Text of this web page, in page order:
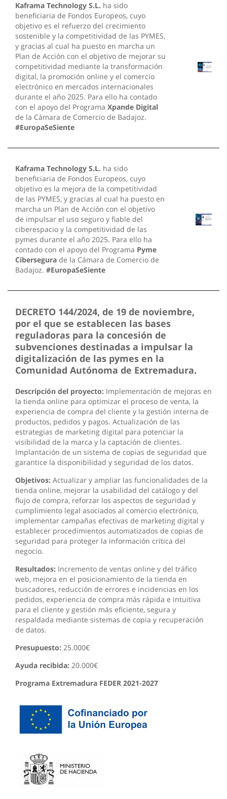
Kaframa Technology S.L. ha sido
beneficiaria de Fondos Europeos, cuyo
objetivo es el refuerzo del crecimiento
sostenible y la competitividad de las PYMES,
y gracias al cual ha puesto en marcha un
Plan de Acción con el objetivo de mejorar su
competitividad mediante la transformación
digital, la promoción online y el comercio
electrónico en mercados internacionales
durante el año 2025. Para ello ha contado
con el apoyo del Programa Xpande Digital
de la Cámara de Comercio de Badajoz.
#EuropaSeSiente
Kaframa Technology S.L. ha sido
beneficiaria de Fondos Europeos, cuyo
objetivo es la mejora de la competitividad
de las PYMES, y gracias al cual ha puesto en
marcha un Plan de Acción con el objetivo
de impulsar el uso seguro y fiable del
ciberespacio y la competitividad de las
pymes durante el año 2025. Para ello ha
contado con el apoyo del Programa Pyme
Cibersegura de la Cámara de Comercio de
Badajoz. #EuropaSeSiente
DECRETO 144/2024, de 19 de noviembre,
por el que se establecen las bases
reguladoras para la concesión de
subvenciones destinadas a impulsar la
digitalización de las pymes en la
Comunidad Autónoma de Extremadura.
Descripción del proyecto: Implementación de mejoras en
la tienda online para optimizar el proceso de venta, la
experiencia de compra del cliente y la gestión interna de
productos, pedidos y pagos. Actualización de las
estrategias de marketing digital para potenciar la
visibilidad de la marca y la captación de clientes.
Implantación de un sistema de copias de seguridad que
garantice la disponibilidad y seguridad de los datos.
Objetivos: Actualizar y ampliar las funcionalidades de la
tienda online, mejorar la usabilidad del catálogo y del
flujo de compra, reforzar los aspectos de seguridad y
cumplimiento legal asociados al comercio electrónico,
implementar campañas efectivas de marketing digital y
establecer procedimientos automatizados de copias de
seguridad para proteger la información crítica del
negocio.
Resultados: Incremento de ventas online y del tráfico
web, mejora en el posicionamiento de la tienda en
buscadores, reducción de errores e incidencias en los
pedidos, experiencia de compra más rápida e intuitiva
para el cliente y gestión más eficiente, segura y
respaldada mediante sistemas de copia y recuperación
de datos.
Presupuesto: 25.000€
Ayuda recibida: 20.000€
Programa Extremadura FEDER 2021-2027